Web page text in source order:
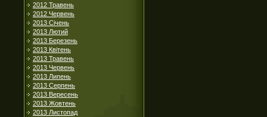
2012 Травень
2012 Червень
2013 Січень
2013 Лютий
2013 Березень
2013 Квітень
2013 Травень
2013 Червень
2013 Липень
2013 Серпень
2013 Вересень
2013 Жовтень
2013 Листопад